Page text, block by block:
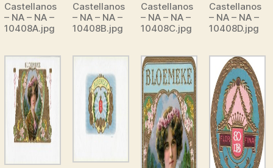
Castellanos
– NA – NA –
10408A.jpg
Castellanos
– NA – NA –
10408B.jpg
Castellanos
– NA – NA –
10408C.jpg
Castellanos
– NA – NA –
10408D.jpg